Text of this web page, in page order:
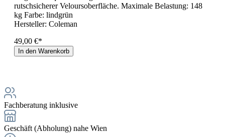
rutschsicherer Veloursoberfläche. Maximale Belastung: 148
kg Farbe: lindgrün
Hersteller: Coleman
49,00 €*
In den Warenkorb
Fachberatung inklusive
Geschäft (Abholung) nahe Wien